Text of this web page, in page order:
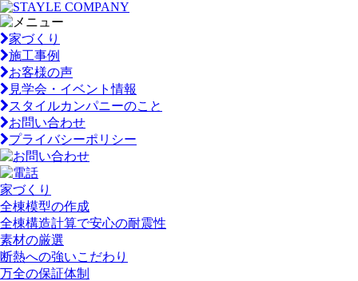
家づくり
施工事例
お客様の声
見学会・イベント情報
スタイルカンパニーのこと
お問い合わせ
プライバシーポリシー
家づくり
全棟模型の作成
全棟構造計算で安心の耐震性
素材の厳選
断熱への強いこだわり
万全の保証体制